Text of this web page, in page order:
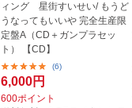
ィング 星街すいせい/ もうど
うなってもいいや 完全生産限
定盤A（CD＋ガンプラセッ
ト） 【CD】
(6)
6,000円
600ポイント